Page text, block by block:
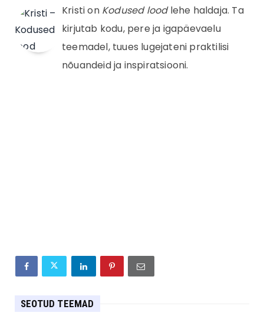
Kristi on Kodused loodlehe haldaja. Ta
kirjutab kodu, pere ja igapäevaelu
teemadel, tuues lugejateni praktilisi
nõuandeid ja inspiratsiooni.
SEOTUD TEEMAD